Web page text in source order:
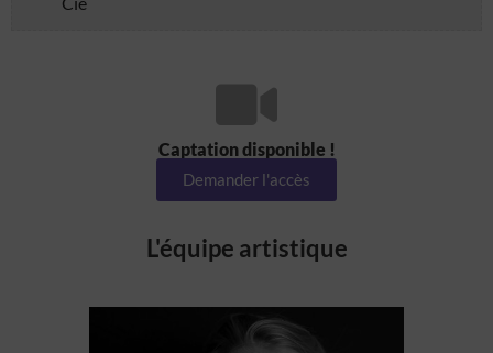
Captation disponible !
Demander l'accès
L'équipe artistique